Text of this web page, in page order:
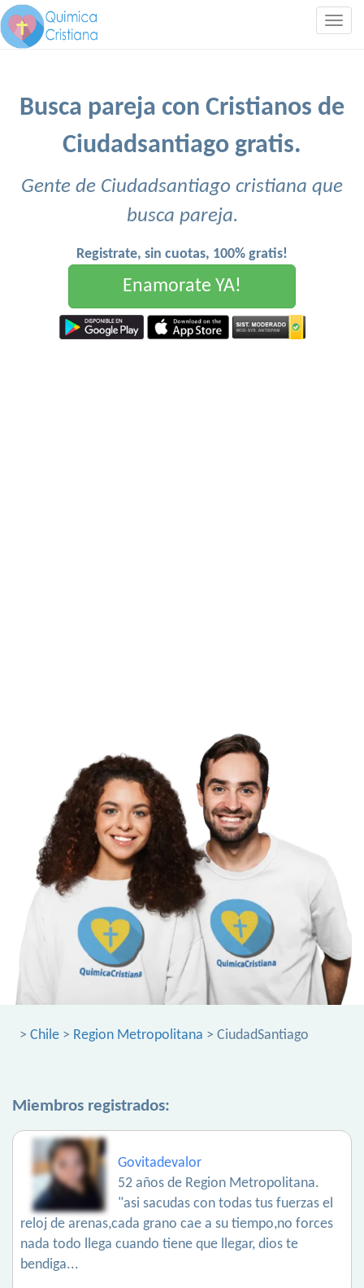
Busca pareja con Cristianos de
Ciudadsantiago gratis.
Gente de Ciudadsantiago cristiana que
busca pareja.
Registrate, sin cuotas, 100% gratis!
Enamorate YA!
> Chile > Region Metropolitana > CiudadSantiago
Miembros registrados:
Govitadevalor
52 años de Region Metropolitana.
"asi sacudas con todas tus fuerzas el
reloj de arenas,cada grano cae a su tiempo,no forces
nada todo llega cuando tiene que llegar, dios te
bendiga...